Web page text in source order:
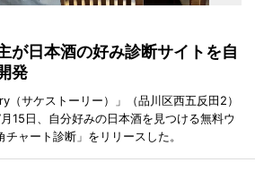
が日本酒の好み診断サイトを自
発
（サケストーリー）」（品川区西五反田2）
15日、自分好みの日本酒を見つける無料ウ
ャート診断」をリリースした。